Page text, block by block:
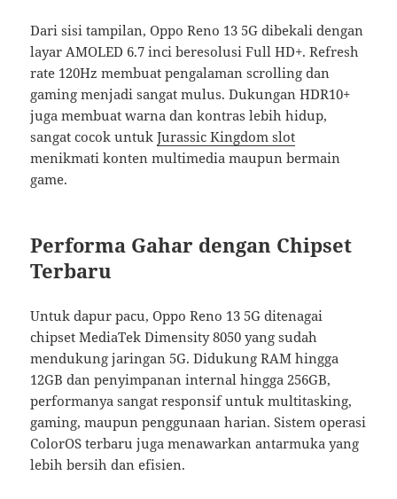
Dari sisi tampilan, Oppo Reno 13 5G dibekali dengan
layar AMOLED 6.7 inci beresolusi Full HD+. Refresh
rate 120Hz membuat pengalaman scrolling dan
gaming menjadi sangat mulus. Dukungan HDR10+
juga membuat warna dan kontras lebih hidup,
sangat cocok untukJurassic Kingdom slot
menikmati konten multimedia maupun bermain
game.
Performa Gahar dengan Chipset
Terbaru
Untuk dapur pacu, Oppo Reno 13 5G ditenagai
chipset MediaTek Dimensity 8050 yang sudah
mendukung jaringan 5G. Didukung RAM hingga
12GB dan penyimpanan internal hingga 256GB,
performanya sangat responsif untuk multitasking,
gaming, maupun penggunaan harian. Sistem operasi
ColorOS terbaru juga menawarkan antarmuka yang
lebih bersih dan efisien.